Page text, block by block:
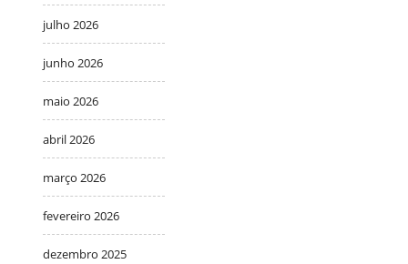
julho 2026
junho 2026
maio 2026
abril 2026
março 2026
fevereiro 2026
dezembro 2025